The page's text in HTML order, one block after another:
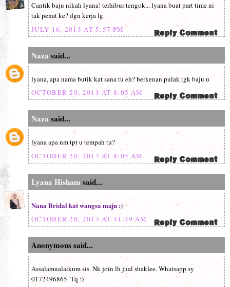
Cantik baju nikah lyana! terhibur tengok... lyana buat part time ni
tak penat ke? dgn kerja lg
JULY 16, 2013 AT 5:57 PM
Naza said...
lyana, apa nama butik kat sana tu eh? berkenan pulak tgk baju u
OCTOBER 20, 2013 AT 8:05 AM
Naza said...
lyana apa nm tpt u tempah tu?
OCTOBER 20, 2013 AT 8:05 AM
Lyana Hisham said...
Nana Bridal kat wangsa maju :)
OCTOBER 20, 2013 AT 11:49 AM
Anonymous said...
Assalamualaikum sis. Nk join lh jual shaklee. Whatsapp sy
0172496865. Tq :)